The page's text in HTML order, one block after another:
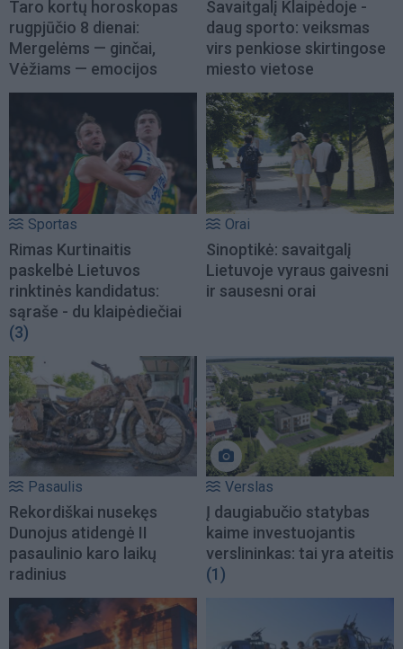
Taro kortų horoskopas
rugpjūčio 8 dienai:
Mergelėms — ginčai,
Vėžiams — emocijos
Savaitgalį Klaipėdoje -
daug sporto: veiksmas
virs penkiose skirtingose
miesto vietose
Sportas
Rimas Kurtinaitis
paskelbė Lietuvos
rinktinės kandidatus:
sąraše - du klaipėdiečiai
(3)
Orai
Sinoptikė: savaitgalį
Lietuvoje vyraus gaivesni
ir sausesni orai
Pasaulis
Rekordiškai nusekęs
Dunojus atidengė II
pasaulinio karo laikų
radinius
Verslas
Į daugiabučio statybas
kaime investuojantis
verslininkas: tai yra ateitis
(1)